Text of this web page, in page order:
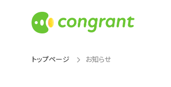
トップページ お知らせ